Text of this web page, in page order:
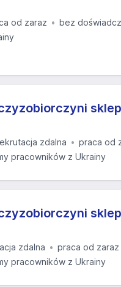
od zaraz
bez
zdalna
praca od
pracowników z Ukrainy
zdalna
praca od zaraz
pracowników z Ukrainy